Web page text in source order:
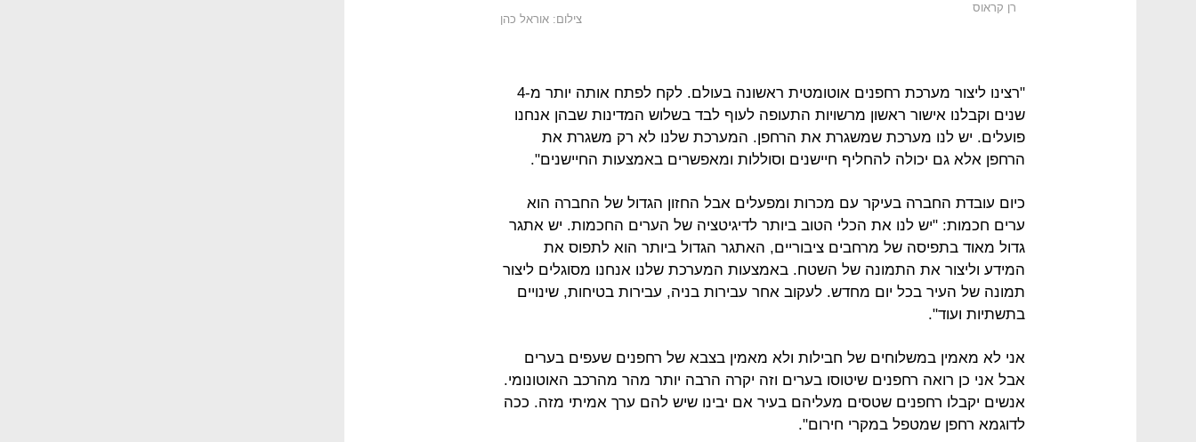
רן קראוס
צילום: אוראל כהן
"רצינו ליצור מערכת רחפנים אוטומטית ראשונה בעולם. לקח לפתח אותה יותר מ-4
שנים וקבלנו אישור ראשון מרשויות התעופה לעוף לבד בשלוש המדינות שבהן אנחנו
פועלים. יש לנו מערכת שמשגרת את הרחפן. המערכת שלנו לא רק משגרת את
הרחפן אלא גם יכולה להחליף חיישנים וסוללות ומאפשרים באמצעות החיישנים".
כיום עובדת החברה בעיקר עם מכרות ומפעלים אבל החזון הגדול של החברה הוא
ערים חכמות: "יש לנו את הכלי הטוב ביותר לדיגיטציה של הערים החכמות. יש אתגר
גדול מאוד בתפיסה של מרחבים ציבוריים, האתגר הגדול ביותר הוא לתפוס את
המידע וליצור את התמונה של השטח. באמצעות המערכת שלנו אנחנו מסוגלים ליצור
תמונה של העיר בכל יום מחדש. לעקוב אחר עבירות בניה, עבירות בטיחות, שינויים
בתשתיות ועוד".
אני לא מאמין במשלוחים של חבילות ולא מאמין בצבא של רחפנים שעפים בערים
אבל אני כן רואה רחפנים שיטוסו בערים וזה יקרה הרבה יותר מהר מהרכב האוטונומי.
אנשים יקבלו רחפנים שטסים מעליהם בעיר אם יבינו שיש להם ערך אמיתי מזה. ככה
לדוגמא רחפן שמטפל במקרי חירום".